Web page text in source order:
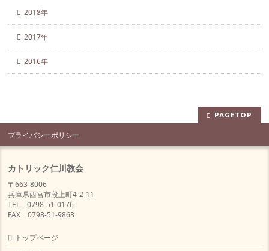
2018年
2017年
2016年
PAGETOP
プライバシーポリシー
カトリック仁川教会
〒663-8006
兵庫県西宮市段上町4-2-11
TEL 0798-51-0176
FAX 0798-51-9863
トップページ